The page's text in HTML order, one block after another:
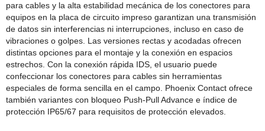
para cables y la alta estabilidad mecánica de los conectores para
equipos en la placa de circuito impreso garantizan una transmisión
de datos sin interferencias ni interrupciones, incluso en caso de
vibraciones o golpes. Las versiones rectas y acodadas ofrecen
distintas opciones para el montaje y la conexión en espacios
estrechos. Con la conexión rápida IDS, el usuario puede
confeccionar los conectores para cables sin herramientas
especiales de forma sencilla en el campo. Phoenix Contact ofrece
también variantes con bloqueo Push-Pull Advance e índice de
protección IP65/67 para requisitos de protección elevados.